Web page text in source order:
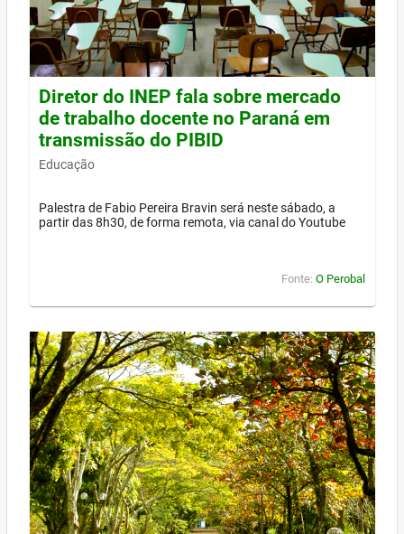
Diretor do INEP fala sobre mercado
de trabalho docente no Paraná em
transmissão do PIBID
Educação
Palestra de Fabio Pereira Bravin será neste sábado, a
partir das 8h30, de forma remota, via canal do Youtube
Fonte: O Perobal